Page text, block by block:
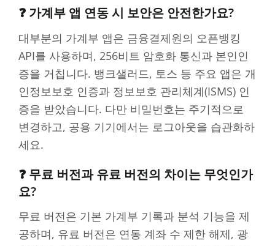
❓ 가계부 앱 연동 시 보안은 안전한가요?
대부분의 가계부 앱은 금융결제원의 오픈뱅킹
API를 사용하며, 256비트 암호화 통신과 본인인
증을 거칩니다. 뱅크샐러드, 토스 등 주요 앱은 개
인정보보호 인증과 정보보호 관리체계(ISMS) 인
증을 받았습니다. 다만 비밀번호는 주기적으로
변경하고, 공용 기기에서는 로그아웃을 습관화하
세요.
❓ 무료 버전과 유료 버전의 차이는 무엇인가
요?
무료 버전은 기본 가계부 기록과 분석 기능을 제
공하며, 유료 버전은 연동 계좌 수 제한 해제, 광